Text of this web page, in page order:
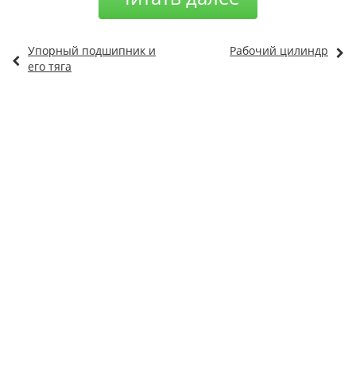
Упорный подшипник и
его тяга
Рабочий цилиндр